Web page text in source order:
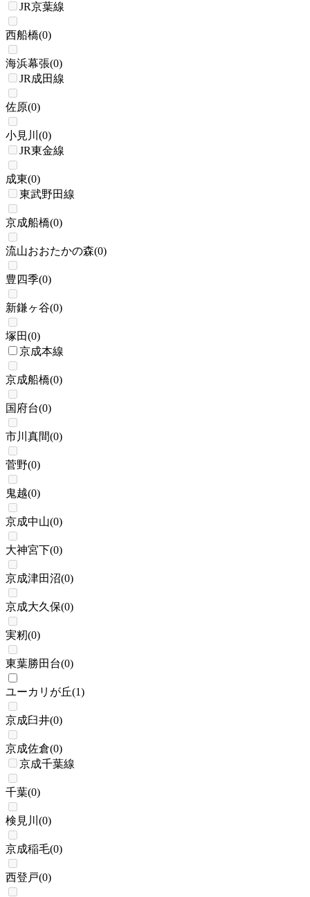
JR京葉線
西船橋(0)
海浜幕張(0)
JR成田線
佐原(0)
小見川 (0)
JR東金線
成東(0)
東武野田線
京成船橋(0)
流山おおたかの森(0)
豊四季(0)
新鎌ヶ谷(0)
塚田(0)
京成本線
京成船橋(0)
国府台(0)
市川真間(0)
菅野(0)
鬼越(0)
京成中山(0)
大神宮下(0)
京成津田沼(0)
京成大久保(0)
実籾(0)
東葉勝田台(0)
ユーカリが丘(1)
京成臼井(0)
京成佐倉(0)
京成千葉線
千葉(0)
検見川 (0)
京成稲毛(0)
西登戸(0)